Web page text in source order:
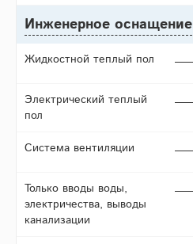
Инженерное оснащение
Жидкостной теплый пол
Электрический теплый
пол
Система вентиляции
Только вводы воды,
электричества, выводы
канализации